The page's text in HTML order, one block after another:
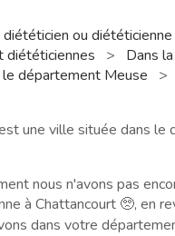
ou diététicienne
diététiciennes
>
Dans
le département Meuse >
une ville située dans le
nous n'avons pas
à Chattancourt 🥺, en
dans votre